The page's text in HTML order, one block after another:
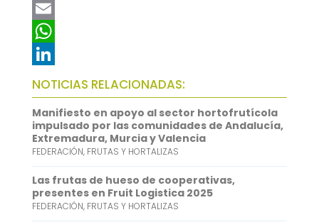
a
c
e
b
o
o
k
T
w
t
t
e
r
E
m
a
i
l
W
h
a
t
s
A
p
p
L
i
n
k
e
d
I
NOTICIAS RELACIONADAS:
Manifiesto en apoyo al sector hortofrutícola
impulsado por las comunidades de Andalucía,
Extremadura, Murcia y Valencia
FEDERACIÓN, FRUTAS Y HORTALIZAS
Las frutas de hueso de cooperativas,
presentes en Fruit Logistica 2025
FEDERACIÓN, FRUTAS Y HORTALIZAS